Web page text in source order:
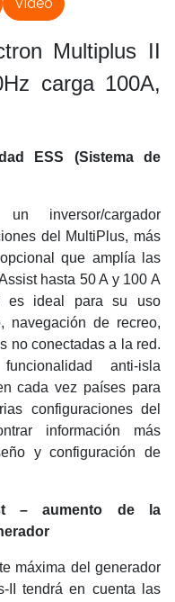
Multiplus II
carga 100A,
ESS (Sistema de
inversor/cargador
del MultiPlus, más
que amplía las
hasta 50 A y 100 A
es ideal para su uso
navegación de recreo,
no conectadas a la red.
anti-isla
cada vez países para
configuraciones del
información más
y configuración de
– aumento de la
máxima del generador
II tendrá en cuenta las
Video